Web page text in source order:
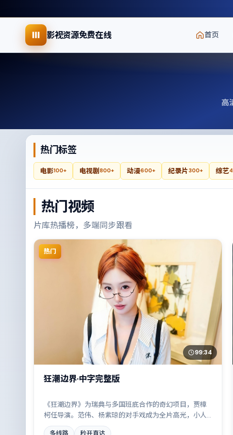
影视资源免费在线 首页
高
热门标签
电影100+ 电视剧 800+ 动漫600+ 纪录片300+ 综艺
热门视频
片库热播榜，多端同步跟看
热门
99:34
狂潮边界·中字完整版
《狂潮边界》为瑞典与多国班底合作的奇幻项目，贾樟
柯任导演。范伟、杨紫琼的对手戏成为全片高光，小人
物在时代洪流中的抉择令人唏嘘。配乐与摄影风格统
多线路 秒开直达